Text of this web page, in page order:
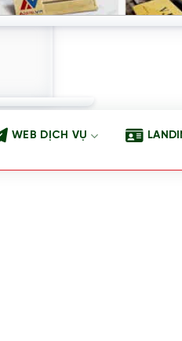
WEB DỊCH VỤ